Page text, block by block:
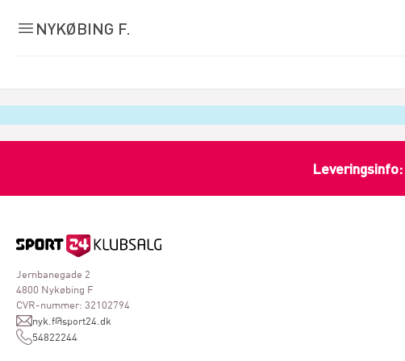
NYKØBING F.
Leveringsinfo:
Jernbanegade 2
4800 Nykøbing F
CVR-nummer: 32102794
nyk.f@sport24.dk
54822244